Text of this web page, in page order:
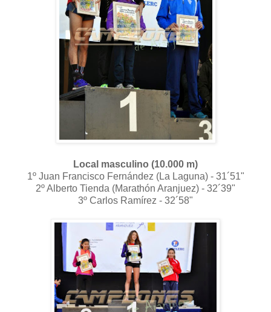
Local masculino (10.000 m)
1º Juan Francisco Fernández (La Laguna) - 31´51"
2º Alberto Tienda (Marathón Aranjuez) - 32´39"
3º Carlos Ramírez - 32´58"